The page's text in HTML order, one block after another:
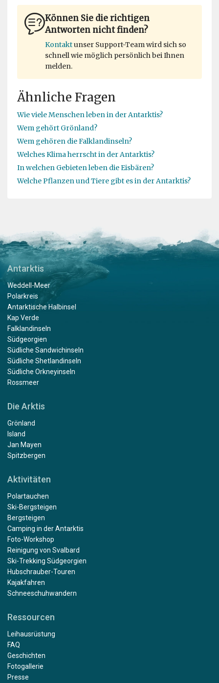
Können Sie die richtigen
Antworten nicht finden?
Kontaktunser Support-Team wird sich so
schnell wie möglich persönlich bei Ihnen
melden.
Ähnliche Fragen
Wie viele Menschen leben in der Antarktis?
Wem gehört Grönland?
Wem gehören die Falklandinseln?
Welches Klima herrscht in der Antarktis?
In welchen Gebieten leben die Eisbären?
Welche Pflanzen und Tiere gibt es in der Antarktis?
Antarktis
Weddell-Meer
Polarkreis
Antarktische Halbinsel
Kap Verde
Falklandinseln
Südgeorgien
Südliche Sandwichinseln
Südliche Shetlandinseln
Südliche Orkneyinseln
Rossmeer
Die Arktis
Grönland
Island
Jan Mayen
Spitzbergen
Aktivitäten
Polartauchen
Ski-Bergsteigen
Bergsteigen
Camping in der Antarktis
Foto-Workshop
Reinigung von Svalbard
Ski-Trekking Südgeorgien
Hubschrauber-Touren
Kajakfahren
Schneeschuhwandern
Ressourcen
Leihausrüstung
FAQ
Geschichten
Fotogallerie
Presse